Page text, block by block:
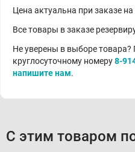
Цена актуальна при заказе на
Все товары в заказе
Не уверены в выборе товара?
круглосуточному номеру8-
напишите нам.
С этим товаром